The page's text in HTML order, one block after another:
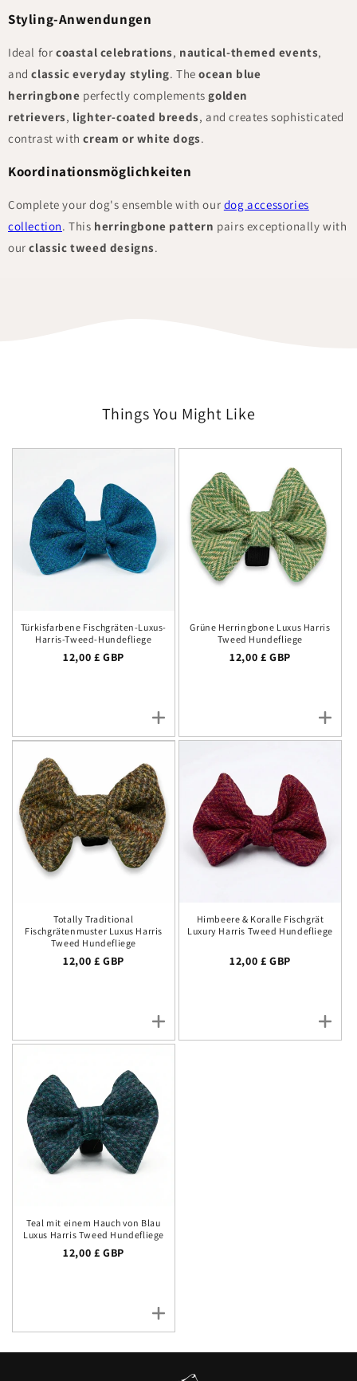
Styling-Anwendungen
Ideal for coastal celebrations, nautical-themed events,
and classic everyday styling. The ocean blue
herringbone perfectly complements golden
retrievers, lighter-coated breeds, and creates sophisticated
contrast with cream or white dogs.
Koordinationsmöglichkeiten
Complete your dog's ensemble with our dog accessories
collection. This herringbone pattern pairs exceptionally with
our classic tweed designs.
Things You Might Like
Türkisfarbene Fischgräten-Luxus-
Harris-Tweed-Hundefliege
Normalpreis
12,00 £ GBP
Grüne Herringbone Luxus Harris
Tweed Hundefliege
Normalpreis
12,00 £ GBP
Totally Traditional
Fischgrätenmuster Luxus Harris
Tweed Hundefliege
Normalpreis
12,00 £ GBP
Himbeere & Koralle Fischgrät
Luxury Harris Tweed Hundefliege
Normalpreis
12,00 £ GBP
Teal mit einem Hauch von Blau
Luxus Harris Tweed Hundefliege
Normalpreis
12,00 £ GBP